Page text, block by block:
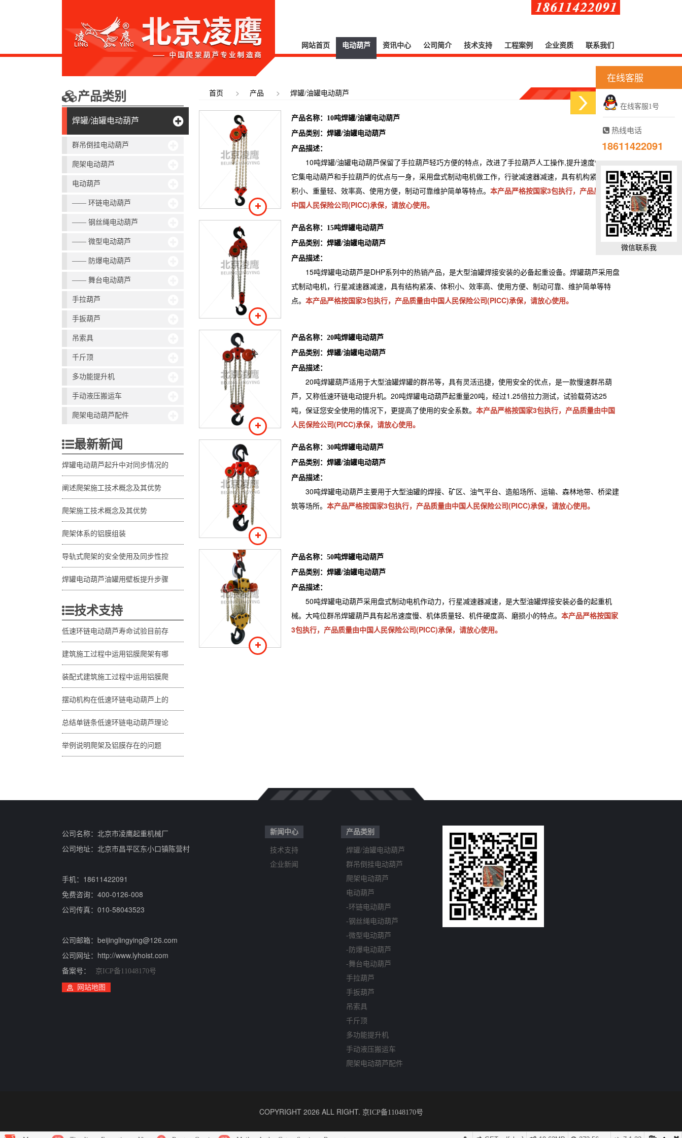
网站首页 电动葫芦 资讯中心 公司简介 技术支持 工程案例 企业资质 联系我们
产品类别
焊罐/油罐电动葫芦
群吊倒挂电动葫芦
爬架电动葫芦
电动葫芦
—— 环链电动葫芦
—— 钢丝绳电动葫芦
—— 微型电动葫芦
—— 防爆电动葫芦
—— 舞台电动葫芦
手拉葫芦
手扳葫芦
吊索具
千斤顶
多功能提升机
手动液压搬运车
爬架电动葫芦配件
最新新闻
焊罐电动葫芦起升中对同步情况的
阐述爬架施工技术概念及其优势
爬架施工技术概念及其优势
爬架体系的铝膜组装
导轨式爬架的安全使用及同步性控
焊罐电动葫芦油罐用壁板提升步骤
技术支持
低速环链电动葫芦寿命试验目前存
建筑施工过程中运用铝膜爬架有哪
装配式建筑施工过程中运用铝膜爬
摆动机构在低速环链电动葫芦上的
总结单链条低速环链电动葫芦理论
举例说明爬架及铝膜存在的问题
首页 > 产品 > 焊罐/油罐电动葫芦
产品名称： 10吨焊罐/油罐电动葫芦
产品类别： 焊罐/油罐电动葫芦
产品描述：
10吨焊罐/油罐电动葫芦保留了手拉葫芦轻巧方便的特点，改进了手拉葫芦人工操作,提升速度慢不足,
它集电动葫芦和手拉葫芦的优点与一身，采用盘式制动电机做工作，行驶减速器减速，具有机构紧凑、体
积小、重量轻、效率高、使用方便，制动可靠维护简单等特点。 本产品严格按国家3包执行，产品质量由
中国人民保险公司(PICC)承保，请放心使用。
产品名称： 15吨焊罐电动葫芦
产品类别： 焊罐/油罐电动葫芦
产品描述：
15吨焊罐电动葫芦是DHP系列中的热销产品，是大型油罐焊接安装的必备起重设备。焊罐葫芦采用盘
式制动电机，行星减速器减速，具有结构紧凑、体积小、效率高、使用方便、制动可靠、维护简单等特
点。 本产品严格按国家3包执行，产品质量由中国人民保险公司(PICC)承保，请放心使用。
产品名称： 20吨焊罐电动葫芦
产品类别： 焊罐/油罐电动葫芦
产品描述：
20吨焊罐葫芦适用于大型油罐焊罐的群吊等，具有灵活迅捷，使用安全的优点，是一款慢速群吊葫
芦，又称低速环链电动提升机。20吨焊罐电动葫芦起重量20吨，经过1.25倍拉力测试，试验载荷达25
吨，保证您安全使用的情况下，更提高了使用的安全系数。 本产品严格按国家3包执行，产品质量由中国
人民保险公司(PICC)承保，请放心使用。
产品名称： 30吨焊罐电动葫芦
产品类别： 焊罐/油罐电动葫芦
产品描述：
30吨焊罐电动葫芦主要用于大型油罐的焊接、矿区、油气平台、造船场所、运输、森林地带、桥梁建
筑等场所。 本产品严格按国家3包执行，产品质量由中国人民保险公司(PICC)承保，请放心使用。
产品名称： 50吨焊罐电动葫芦
产品类别： 焊罐/油罐电动葫芦
产品描述：
50吨焊罐电动葫芦采用盘式制动电机作动力，行星减速器减速，是大型油罐焊接安装必备的起重机
械。大吨位群吊焊罐葫芦具有起吊速度慢、机体质量轻、机件硬度高、磨损小的特点。 本产品严格按国家
3包执行，产品质量由中国人民保险公司(PICC)承保，请放心使用。
公司名称：北京市凌鹰起重机械厂
公司地址：北京市昌平区东小口镇陈营村
手机：18611422091
免费咨询：400-0126-008
公司传真：010-58043523
公司邮箱：beijinglingying@126.com
公司网址：http://www.lyhoist.com
备案号：
京ICP备11048170号
网站地图
新闻中心
技术支持
企业新闻
产品类别
焊罐/油罐电动葫芦
群吊倒挂电动葫芦
爬架电动葫芦
电动葫芦
-环链电动葫芦
-钢丝绳电动葫芦
-微型电动葫芦
-防爆电动葫芦
-舞台电动葫芦
手拉葫芦
手扳葫芦
吊索具
千斤顶
多功能提升机
手动液压搬运车
爬架电动葫芦配件
COPYRIGHT 2026 ALL RIGHT. 京ICP备11048170号
在线客服
在线客服1号
热线电话
18611422091
微信联系我